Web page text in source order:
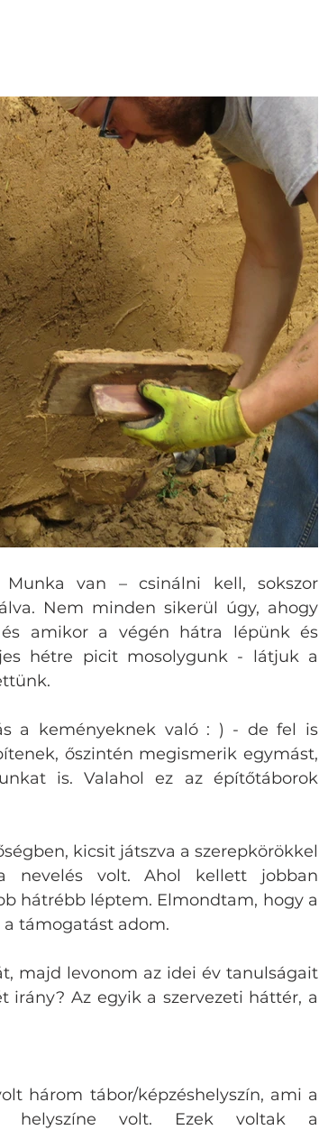
Munka van – csinálni kell, sokszor
Nem minden sikerül úgy, ahogy
amikor a végén hátra lépünk és
hétre picit mosolygunk - látjuk a
a keményeknek való : ) - de fel is
őszintén megismerik egymást,
is. Valahol ez az építőtáborok
kicsit játszva a szerepkörökkel
nevelés volt. Ahol kellett jobban
hátrébb léptem. Elmondtam, hogy a
a támogatást adom.
majd levonom az idei év tanulságait
irány? Az egyik a szervezeti háttér, a
három tábor/képzéshelyszín, ami a
helyszíne volt. Ezek voltak a